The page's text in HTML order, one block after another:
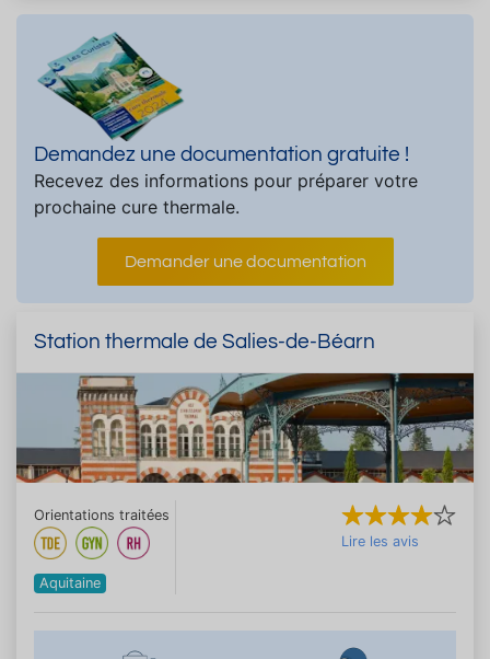
Demandez une documentation gratuite !
Recevez des informations pour préparer votre
prochaine cure thermale.
Demander une documentation
Station thermale de Salies-de-Béarn
Orientations traitées
Aquitaine
Lire les avis